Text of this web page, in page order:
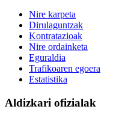
Nire karpeta
Dirulaguntzak
Kontratazioak
Nire ordainketa
Eguraldia
Trafikoaren egoera
Estatistika
Aldizkari ofizialak